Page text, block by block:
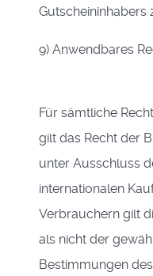
Gutscheininhabers
9) Anwendbares
Für sämtliche
gilt das Recht der
unter Ausschluss
internationalen
Verbrauchern gilt
als nicht der
Bestimmungen